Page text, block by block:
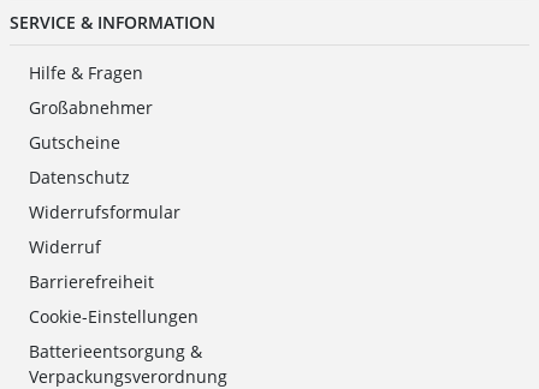
SERVICE & INFORMATION
Hilfe & Fragen
Großabnehmer
Gutscheine
Datenschutz
Widerrufsformular
Widerruf
Barrierefreiheit
Cookie-Einstellungen
Batterieentsorgung &
Verpackungsverordnung